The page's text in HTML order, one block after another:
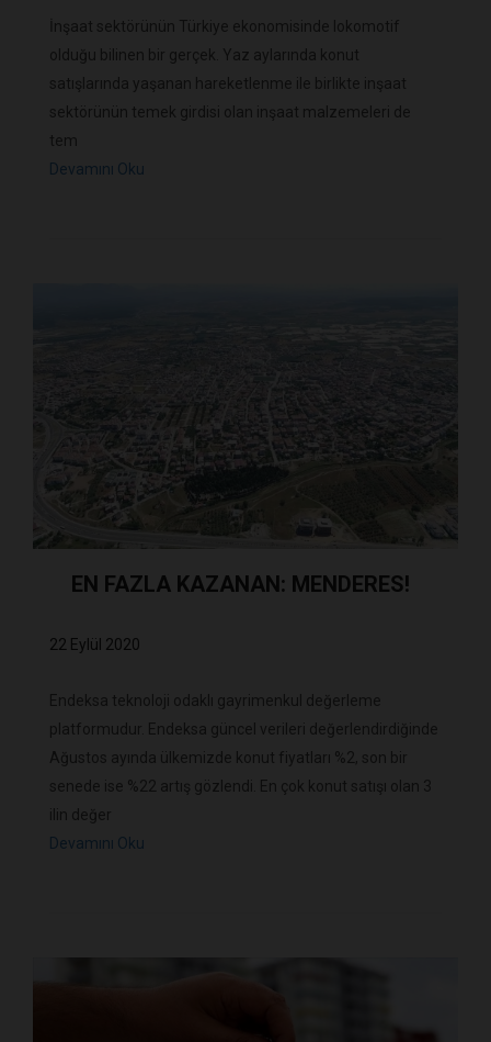
İnşaat sektörünün Türkiye ekonomisinde lokomotif
olduğu bilinen bir gerçek. Yaz aylarında konut
satışlarında yaşanan hareketlenme ile birlikte inşaat
sektörünün temek girdisi olan inşaat malzemeleri de
tem
Devamını Oku
EN FAZLA KAZANAN: MENDERES!
22 Eylül 2020
Endeksa teknoloji odaklı gayrimenkul değerleme
platformudur. Endeksa güncel verileri değerlendirdiğinde
Ağustos ayında ülkemizde konut fiyatları %2, son bir
senede ise %22 artış gözlendi. En çok konut satışı olan 3
ilin değer
Devamını Oku